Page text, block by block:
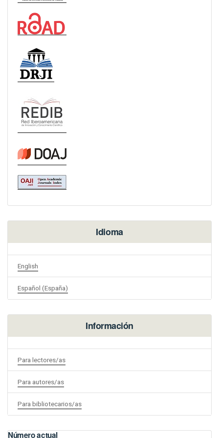
Idioma
English
Español (España)
Información
Para lectores/as
Para autores/as
Para bibliotecarios/as
Número actual